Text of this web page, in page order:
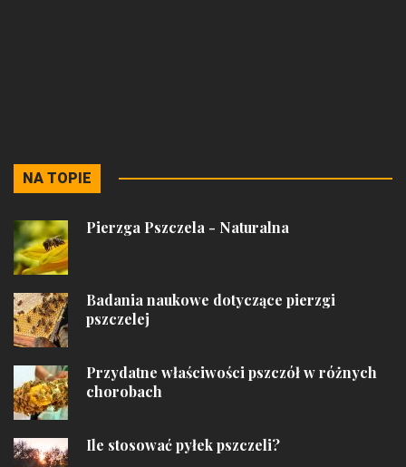
NA TOPIE
Pierzga Pszczela - Naturalna
Badania naukowe dotyczące pierzgi
pszczelej
Przydatne właściwości pszczół w różnych
chorobach
Ile stosować pyłek pszczeli?